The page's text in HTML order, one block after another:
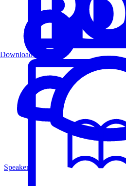
Speakers
Download PDF